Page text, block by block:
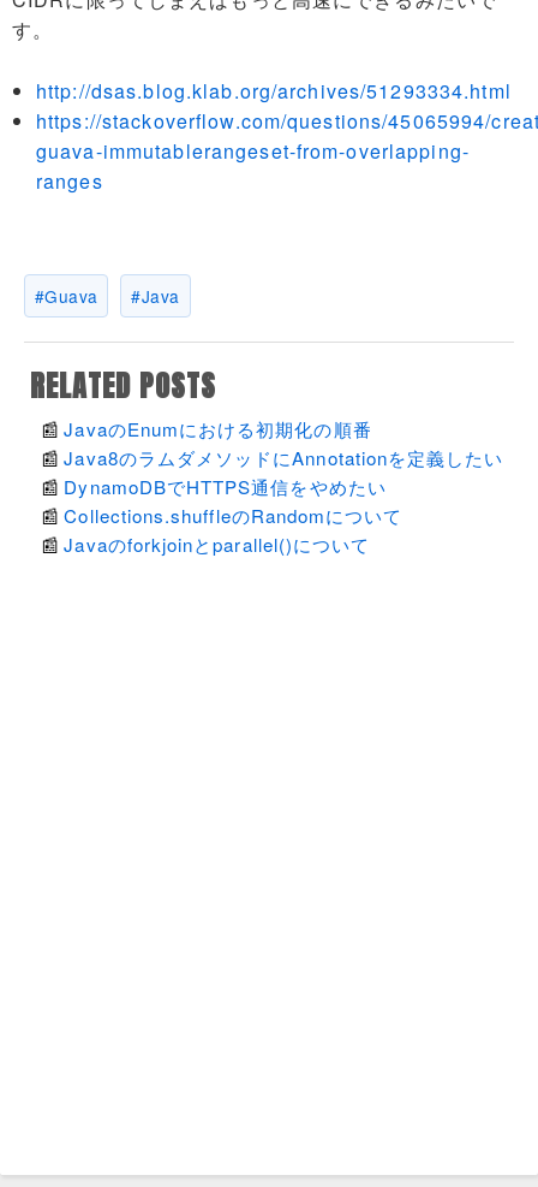
す。
http://dsas.blog.klab.org/archives/51293334.html
https://stackoverflow.com/questions/45065994/
guava-immutablerangeset-from-overlapping-
ranges
Guava Java
RELATED POSTS
JavaのEnumにおける初期化の順番
Java8のラムダメソッドにAnnotationを定義したい
DynamoDBでHTTPS通信をやめたい
Collections.shuffleのRandomについて
Javaのforkjoinとparallel()について